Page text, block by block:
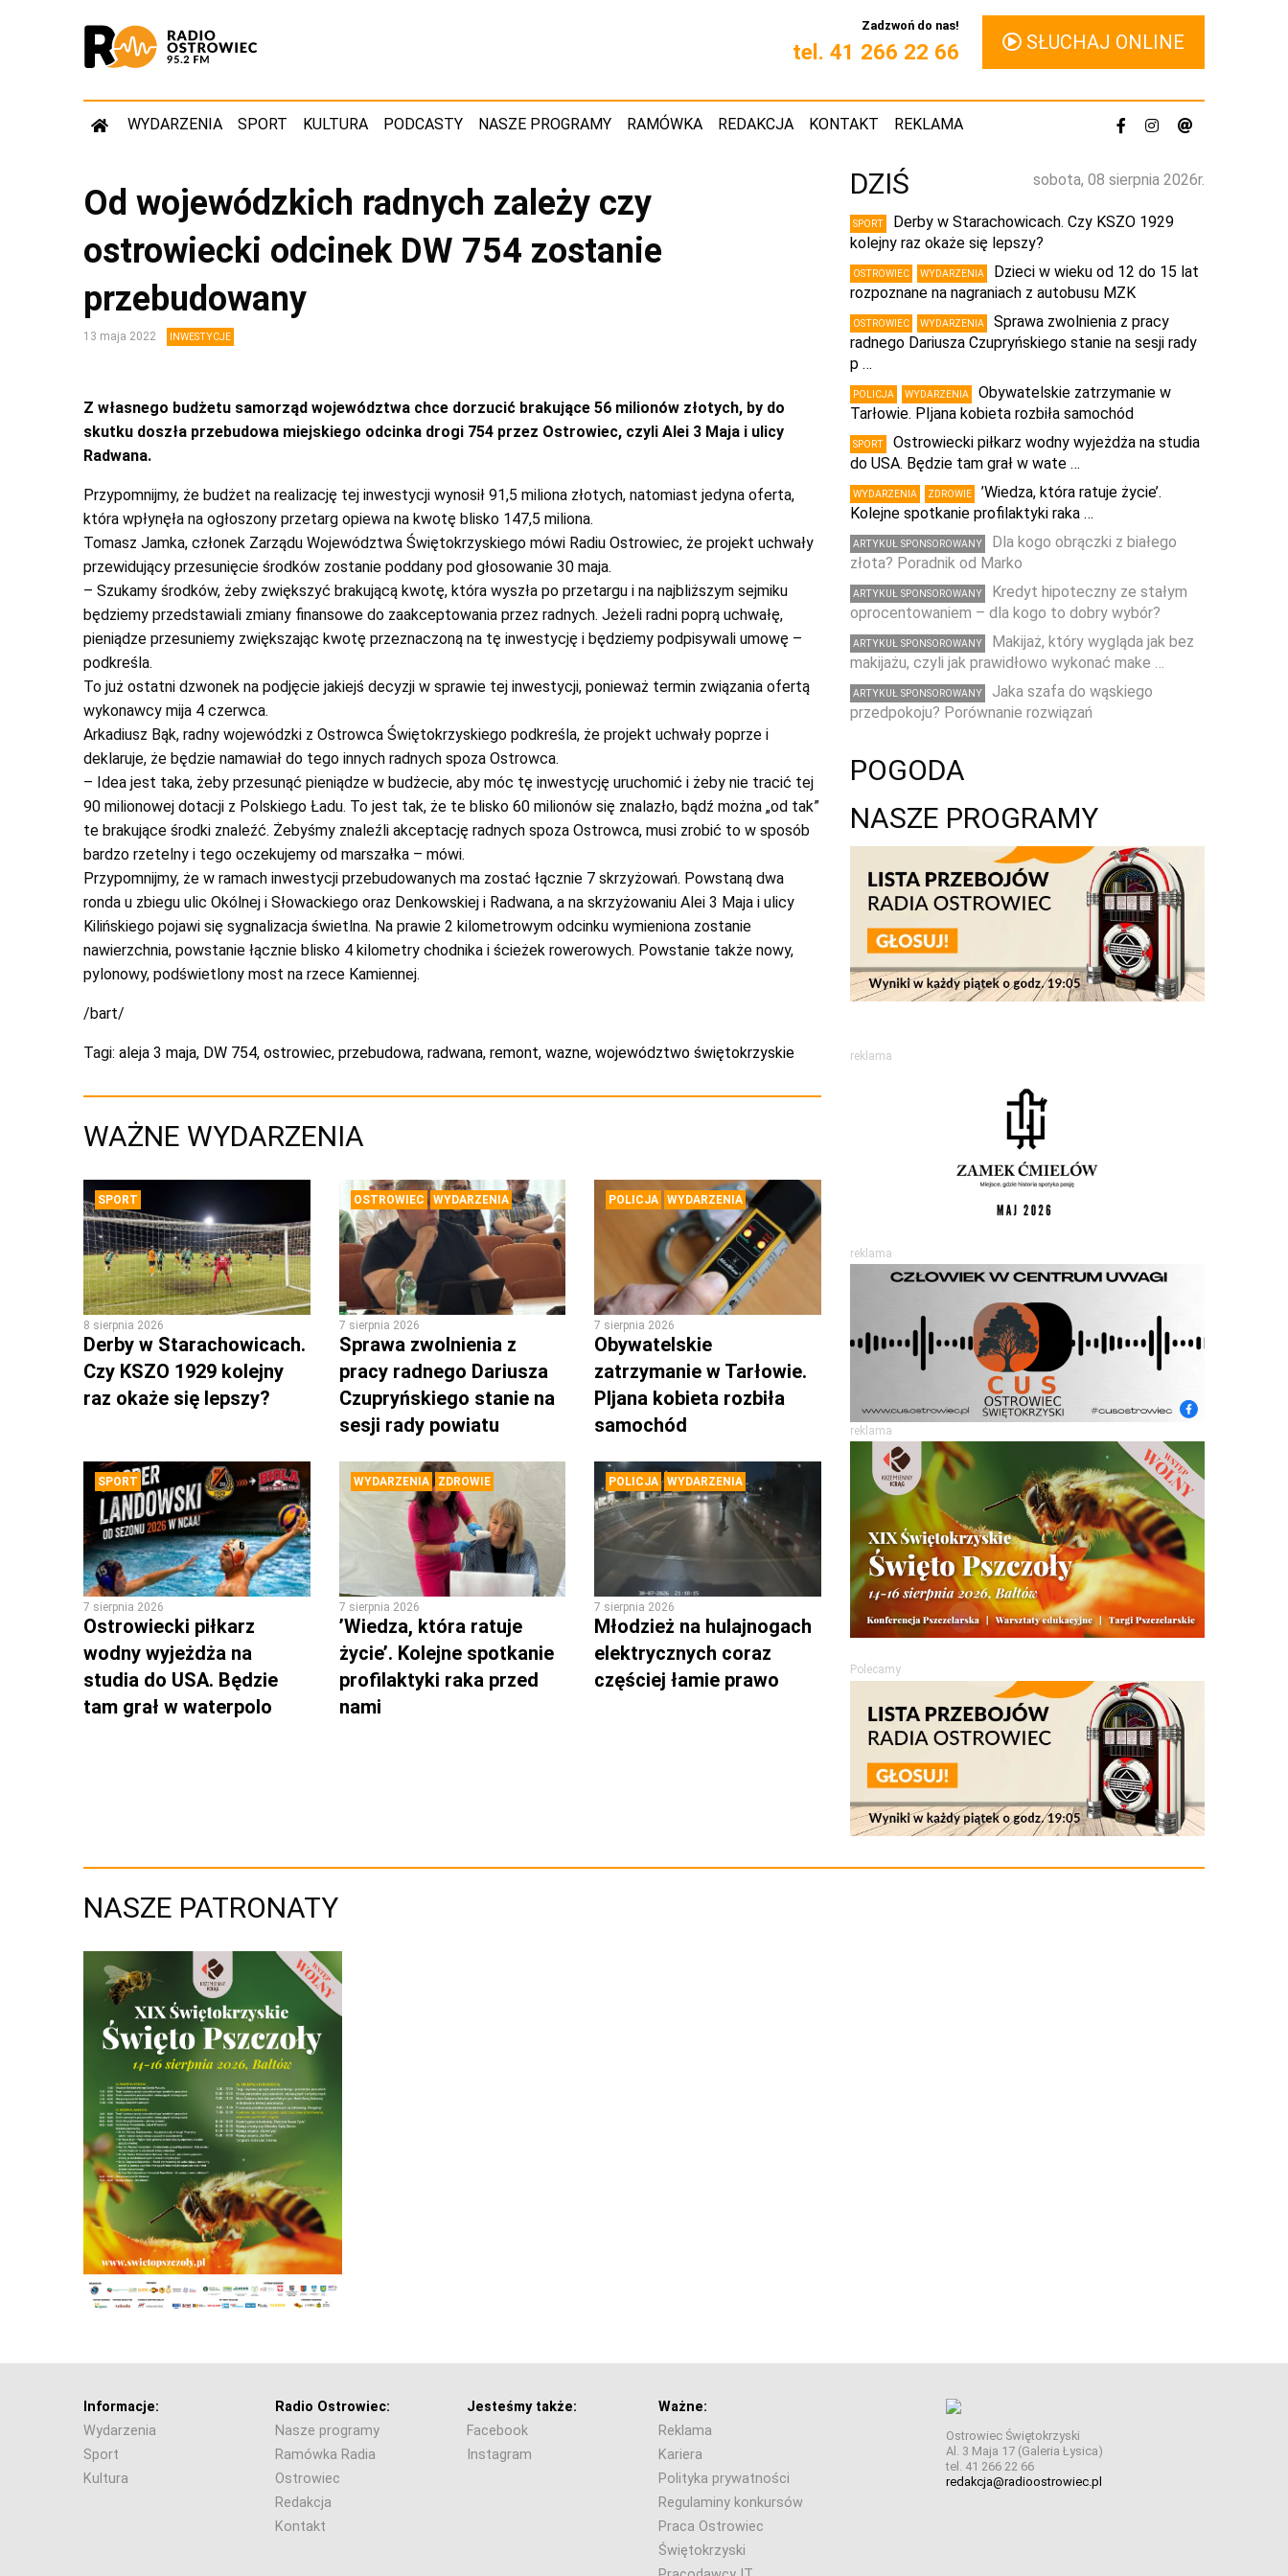
Zadzwoń do nas!
tel. 41 266 22 66 SŁUCHAJ ONLINE
WYDARZENIA SPORT KULTURA PODCASTY NASZE PROGRAMY RAMÓWKA REDAKCJA KONTAKT REKLAMA
Od wojewódzkich radnych zależy czy
ostrowiecki odcinek DW 754 zostanie
przebudowany
13 maja 2022 INWESTYCJE
Z własnego budżetu samorząd województwa chce dorzucić brakujące 56 milionów złotych, by do
skutku doszła przebudowa miejskiego odcinka drogi 754 przez Ostrowiec, czyli Alei 3 Maja i ulicy
Radwana.
Przypomnijmy, że budżet na realizację tej inwestycji wynosił 91,5 miliona złotych, natomiast jedyna oferta,
która wpłynęła na ogłoszony przetarg opiewa na kwotę blisko 147,5 miliona.
Tomasz Jamka, członek Zarządu Województwa Świętokrzyskiego mówi Radiu Ostrowiec, że projekt uchwały
przewidujący przesunięcie środków zostanie poddany pod głosowanie 30 maja.
– Szukamy środków, żeby zwiększyć brakującą kwotę, która wyszła po przetargu i na najbliższym sejmiku
będziemy przedstawiali zmiany finansowe do zaakceptowania przez radnych. Jeżeli radni poprą uchwałę,
pieniądze przesuniemy zwiększając kwotę przeznaczoną na tę inwestycję i będziemy podpisywali umowę –
podkreśla.
To już ostatni dzwonek na podjęcie jakiejś decyzji w sprawie tej inwestycji, ponieważ termin związania ofertą
wykonawcy mija 4 czerwca.
Arkadiusz Bąk, radny wojewódzki z Ostrowca Świętokrzyskiego podkreśla, że projekt uchwały poprze i
deklaruje, że będzie namawiał do tego innych radnych spoza Ostrowca.
– Idea jest taka, żeby przesunąć pieniądze w budżecie, aby móc tę inwestycję uruchomić i żeby nie tracić tej
90 milionowej dotacji z Polskiego Ładu. To jest tak, że te blisko 60 milionów się znalazło, bądź można „od tak”
te brakujące środki znaleźć. Żebyśmy znaleźli akceptację radnych spoza Ostrowca, musi zrobić to w sposób
bardzo rzetelny i tego oczekujemy od marszałka – mówi.
Przypomnijmy, że w ramach inwestycji przebudowanych ma zostać łącznie 7 skrzyżowań. Powstaną dwa
ronda u zbiegu ulic Okólnej i Słowackiego oraz Denkowskiej i Radwana, a na skrzyżowaniu Alei 3 Maja i ulicy
Kilińskiego pojawi się sygnalizacja świetlna. Na prawie 2 kilometrowym odcinku wymieniona zostanie
nawierzchnia, powstanie łącznie blisko 4 kilometry chodnika i ścieżek rowerowych. Powstanie także nowy,
pylonowy, podświetlony most na rzece Kamiennej.
/bart/
Tagi: aleja 3 maja, DW 754, ostrowiec, przebudowa, radwana, remont, wazne, województwo świętokrzyskie
WAŻNE WYDARZENIA
SPORT
8 sierpnia 2026
Derby w Starachowicach.
Czy KSZO 1929 kolejny
raz okaże się lepszy?
OSTROWIEC WYDARZENIA
7 sierpnia 2026
Sprawa zwolnienia z
pracy radnego Dariusza
Czupryńskiego stanie na
sesji rady powiatu
POLICJA WYDARZENIA
7 sierpnia 2026
Obywatelskie
zatrzymanie w Tarłowie.
PIjana kobieta rozbiła
samochód
SPORT
7 sierpnia 2026
Ostrowiecki piłkarz
wodny wyjeżdża na
studia do USA. Będzie
tam grał w waterpolo
WYDARZENIA ZDROWIE
7 sierpnia 2026
’Wiedza, która ratuje
życie’. Kolejne spotkanie
profilaktyki raka przed
nami
POLICJA WYDARZENIA
7 sierpnia 2026
Młodzież na hulajnogach
elektrycznych coraz
częściej łamie prawo
sobota, 08 sierpnia 2026r.
DZIŚ
SPORT
Derby w Starachowicach. Czy KSZO 1929
kolejny raz okaże się lepszy?
OSTROWIEC WYDARZENIA
Dzieci w wieku od 12 do 15 lat
rozpoznane na nagraniach z autobusu MZK
OSTROWIEC WYDARZENIA
Sprawa zwolnienia z pracy
radnego Dariusza Czupryńskiego stanie na sesji rady
p …
POLICJA WYDARZENIA
Obywatelskie zatrzymanie w
Tarłowie. PIjana kobieta rozbiła samochód
SPORT
Ostrowiecki piłkarz wodny wyjeżdża na studia
do USA. Będzie tam grał w wate …
WYDARZENIA ZDROWIE
’Wiedza, która ratuje życie’.
Kolejne spotkanie profilaktyki raka …
ARTYKUŁ SPONSOROWANY
Dla kogo obrączki z białego
złota? Poradnik od Marko
ARTYKUŁ SPONSOROWANY
Kredyt hipoteczny ze stałym
oprocentowaniem – dla kogo to dobry wybór?
ARTYKUŁ SPONSOROWANY
Makijaż, który wygląda jak bez
makijażu, czyli jak prawidłowo wykonać make …
ARTYKUŁ SPONSOROWANY
Jaka szafa do wąskiego
przedpokoju? Porównanie rozwiązań
POGODA
NASZE PROGRAMY
reklama
reklama
reklama
Polecamy
NASZE PATRONATY
Informacje:
Wydarzenia
Sport
Kultura
Radio Ostrowiec:
Nasze programy
Ramówka Radia
Ostrowiec
Redakcja
Kontakt
Jesteśmy także:
Facebook
Instagram
Ważne:
Reklama
Kariera
Polityka prywatności
Regulaminy konkursów
Praca Ostrowiec
Świętokrzyski
Ostrowiec Świętokrzyski
Al. 3 Maja 17 (Galeria Łysica)
tel. 41 266 22 66
redakcja@radioostrowiec.pl